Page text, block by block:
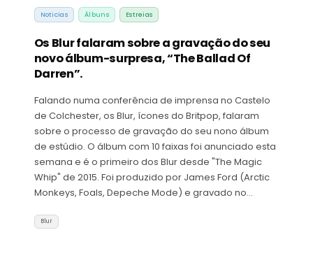
Noticias Álbuns Estreias
Os Blur falaram sobre a gravação do seu
novo álbum-surpresa, “The Ballad Of
Darren”.
Falando numa conferência de imprensa no Castelo
de Colchester, os Blur, ícones do Britpop, falaram
sobre o processo de gravação do seu nono álbum
de estúdio. O álbum com 10 faixas foi anunciado esta
semana e é o primeiro dos Blur desde "The Magic
Whip" de 2015. Foi produzido por James Ford (Arctic
Monkeys, Foals, Depeche Mode) e gravado no…
Blur